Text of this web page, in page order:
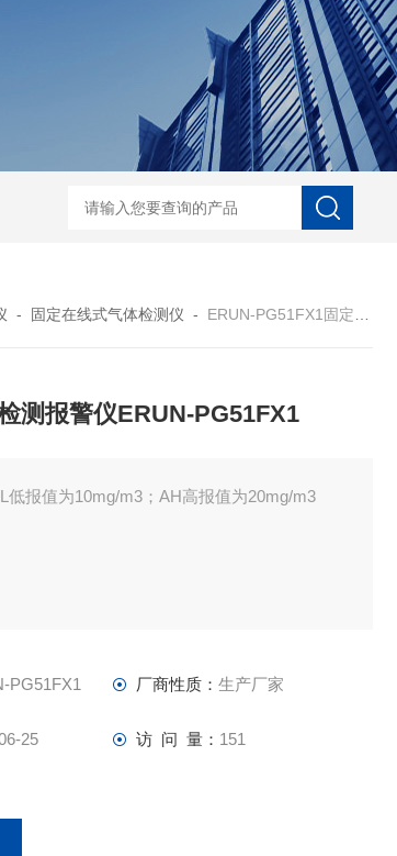
台式酚酞碱度测定仪 ERUN-SZ-CL620水质氯离子在线
- 固定在线式气体检测仪 - ERUN-PG51FX1固定式溴化氢检测报警仪ERUN-PG51FX1
测报警仪ERUN-PG51FX1
低报值为10mg/m3；AH高报值为20mg/m3
PG51FX1 厂商性质： 生产厂家
25 访 问 量： 151